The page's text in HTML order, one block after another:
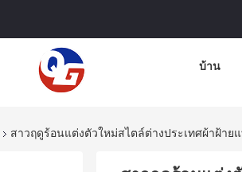
บ้าน
สาวฤดูร้อนแต่งตัวใหม่สไตล์ต่างประเทศผ้าฝ้าย